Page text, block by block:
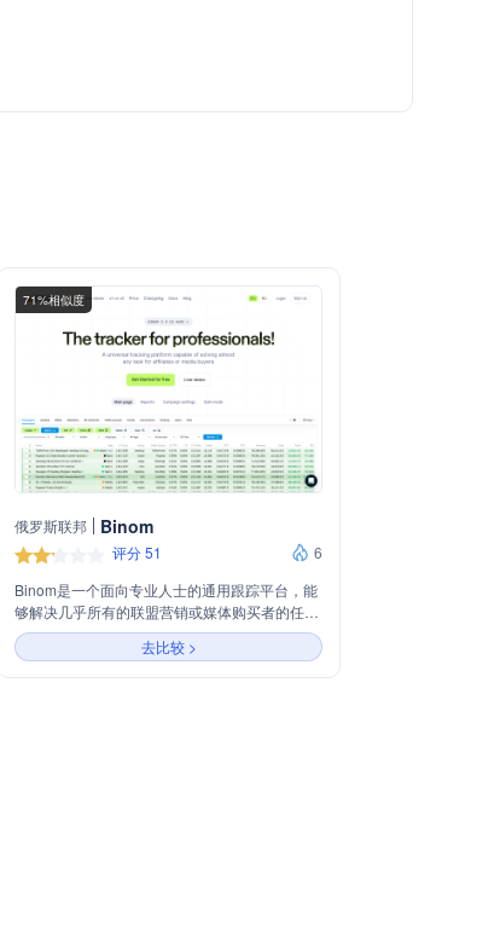
71%相似度
俄罗斯联邦 Binom
评分 51
6
Binom是一个面向专业人士的通用跟踪平台，能
够解决几乎所有的联盟营销或媒体购买者的任
务。它提供超过30种点击指标的跟踪、事件和令
牌接收、即时报告、智能过滤、灵活的访问权限
系统等功能，支持团队合作。Binom注重产品细
去比较 >